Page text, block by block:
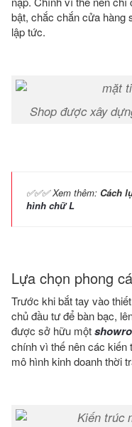
bật, chắc chắn cửa hàng
lập tức.
Shop được xây
✅✅✅ Xem thêm: Cách
hình chữ L
Lựa chọn phong
Trước khi bắt tay vào
chủ đầu tư để bàn bạc,
được sở hữu một
chính vì thế nên các kiến
mô hình kinh doanh thời